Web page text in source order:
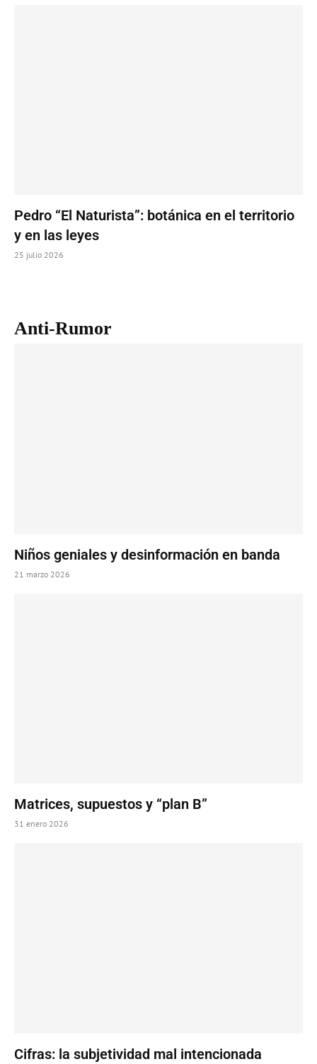
Pedro “El Naturista”: botánica en el territorio
y en las leyes
25 julio 2026
Anti-Rumor
Niños geniales y desinformación en banda
21 marzo 2026
Matrices, supuestos y “plan B”
31 enero 2026
Cifras: la subjetividad mal intencionada